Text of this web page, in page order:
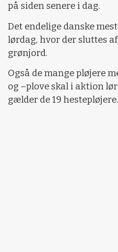
på siden senere i dag.
Det endelige danske
lørdag, hvor der sluttes
grønjord.
Også de mange pløjere
og –plove skal i aktion
gælder de 19 hestepløjere.